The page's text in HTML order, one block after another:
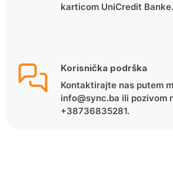
karticom UniCredit Banke.
Korisnička podrška
Kontaktirajte nas putem
info@sync.ba ili pozivom
+38736835281.